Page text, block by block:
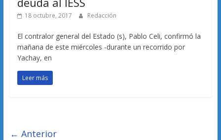
18 octubre, 2017 Redacción
El contralor general del Estado (s), Pablo Celi, confirmó la
mañana de este miércoles -durante un recorrido por
Yachay, en
Leer más
← Anterior